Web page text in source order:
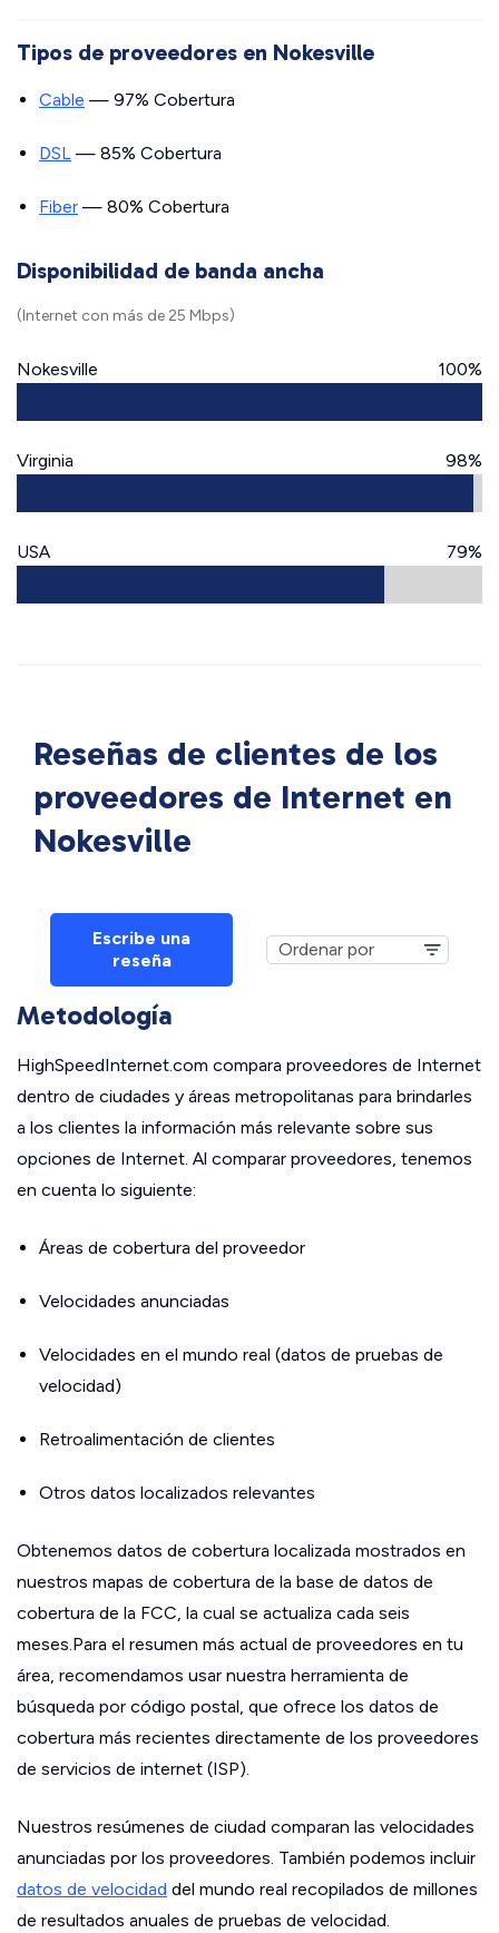
Tipos de proveedores en Nokesville
Cable — 97% Cobertura
DSL — 85% Cobertura
Fiber — 80% Cobertura
Disponibilidad de banda ancha
(Internet con más de 25 Mbps)
Nokesville 100%
Virginia 98%
USA 79%
Reseñas de clientes de los
proveedores de Internet en
Nokesville
Escribe una
reseña
Metodología
HighSpeedInternet.com compara proveedores de Internet
dentro de ciudades y áreas metropolitanas para brindarles
a los clientes la información más relevante sobre sus
opciones de Internet. Al comparar proveedores, tenemos
en cuenta lo siguiente:
Áreas de cobertura del proveedor
Velocidades anunciadas
Velocidades en el mundo real (datos de pruebas de
velocidad)
Retroalimentación de clientes
Otros datos localizados relevantes
Obtenemos datos de cobertura localizada mostrados en
nuestros mapas de cobertura de la base de datos de
cobertura de la FCC, la cual se actualiza cada seis
meses.Para el resumen más actual de proveedores en tu
área, recomendamos usar nuestra herramienta de
búsqueda por código postal, que ofrece los datos de
cobertura más recientes directamente de los proveedores
de servicios de internet (ISP).
Nuestros resúmenes de ciudad comparan las velocidades
anunciadas por los proveedores. También podemos incluir
datos de velocidad del mundo real recopilados de millones
de resultados anuales de pruebas de velocidad.